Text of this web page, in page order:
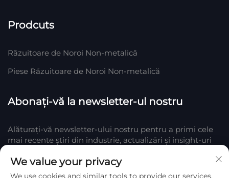
Prodcuts
Răzuitoare de Noroi Non-metalică
Piese Răzuitoare de Noroi Non-metalică
Abonați-vă la newsletter-ul nostru
Alăturați-vă newsletter-ului nostru pentru a primi cele
mai recente știri din industrie, actualizări și insight-uri
We value your privacy
We use cookies and similar tools to provide our services.